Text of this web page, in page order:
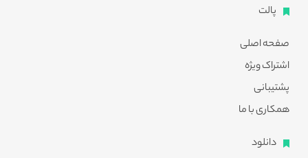
پالت
صفحه اصلی
اشتراک ویژه
پشتیبانی
همکاری با ما
دانلود